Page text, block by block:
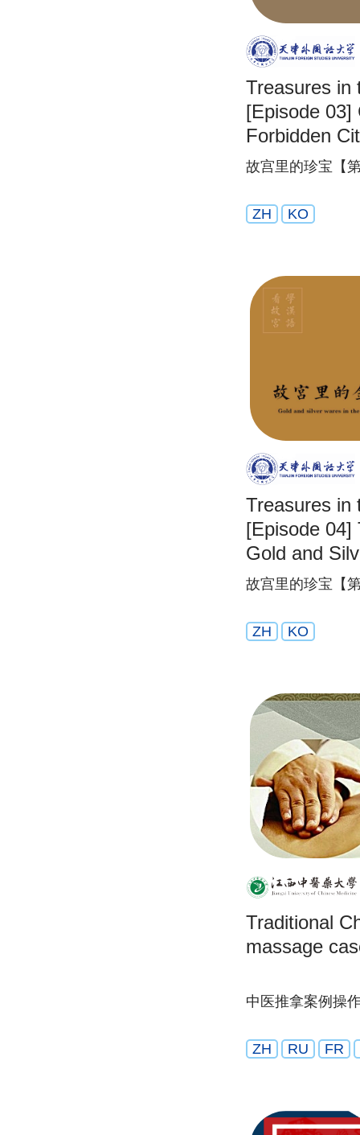
Treasures in
[Episode 03]
Forbidden
故宫里的珍宝【
ZH KO
Treasures in
[Episode 04]
Gold and
故宫里的珍宝【
ZH KO
Traditional
massage
中医推拿案例操
ZH RU FR